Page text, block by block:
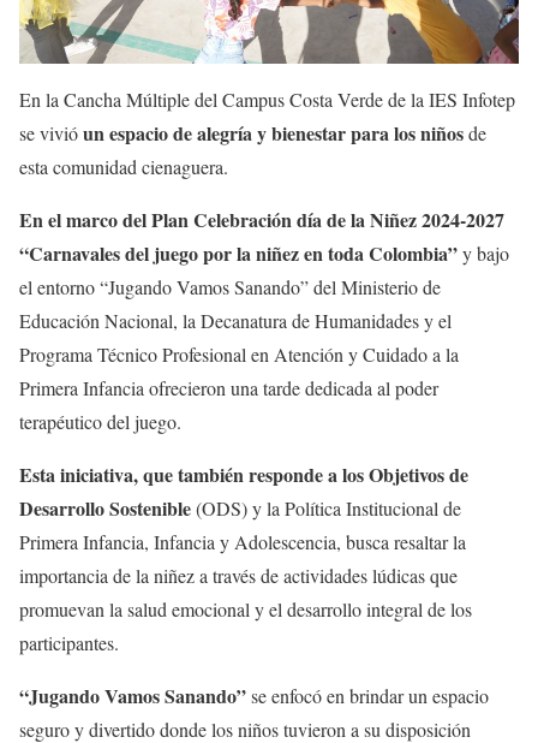
En la Cancha Múltiple del Campus Costa Verde de la IES Infotep
se vivióun espacio de alegría y bienestar para los niñosde
esta comunidad cienaguera.
En el marco del Plan Celebración día de la Niñez 2024-2027
“Carnavales del juego por la niñez en toda Colombia”y bajo
el entorno “Jugando Vamos Sanando” del Ministerio de
Educación Nacional, la Decanatura de Humanidades y el
Programa Técnico Profesional en Atención y Cuidado a la
Primera Infancia ofrecieron una tarde dedicada al poder
terapéutico del juego.
Esta iniciativa, que también responde a los Objetivos de
Desarrollo Sostenible(ODS) y la Política Institucional de
Primera Infancia, Infancia y Adolescencia, busca resaltar la
importancia de la niñez a través de actividades lúdicas que
promuevan la salud emocional y el desarrollo integral de los
participantes.
“Jugando Vamos Sanando”se enfocó en brindar un espacio
seguro y divertido donde los niños tuvieron a su disposición